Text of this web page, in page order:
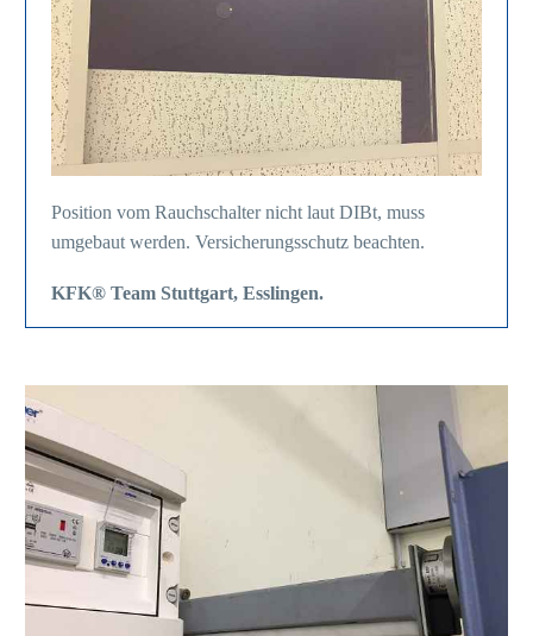
Position vom Rauchschalter nicht laut DIBt, muss
umgebaut werden. Versicherungsschutz beachten.
KFK® Team Stuttgart, Esslingen.